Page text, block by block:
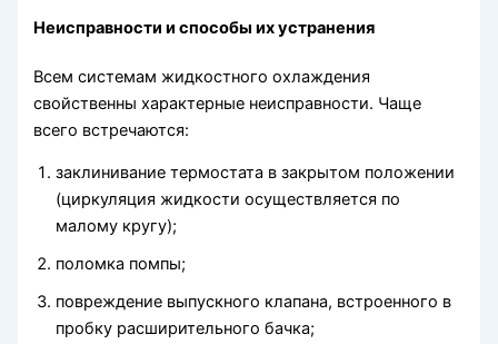
Неисправности и способы их устранения
Всем системам жидкостного охлаждения
свойственны характерные неисправности. Чаще
всего встречаются:
заклинивание термостата в закрытом положении
(циркуляция жидкости осуществляется по
малому кругу);
поломка помпы;
повреждение выпускного клапана, встроенного в
пробку расширительного бачка;